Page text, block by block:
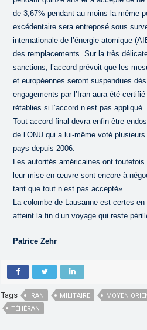
de 3,67% pendant au moins la même
excédentaire sera entreposé sous
internationale de l’énergie atomique
des remplacements. Sur la très
sanctions, l’accord prévoit que les
et européennes seront suspendues
engagements par l’Iran aura été
rétablies si l’accord n’est pas appliqué.
Tout accord final devra enfin être
de l’ONU qui a lui-même voté
pays depuis 2006.
Les autorités américaines ont
leur mise en œuvre sont encore à
tant que tout n’est pas accepté».
La colombe de Lausanne est certes
atteint la fin d’un voyage qui reste
Patrice Zehr
Tags IRAN MILITAIRE MOYEN
TÉHÉRAN